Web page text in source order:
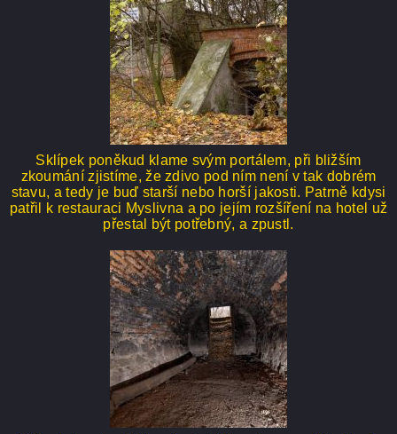
Sklípek poněkud klame svým portálem, při bližším
zkoumání zjistíme, že zdivo pod ním není v tak dobrém
stavu, a tedy je buď starší nebo horší jakosti. Patrně kdysi
patřil k restauraci Myslivna a po jejím rozšíření na hotel už
přestal být potřebný, a zpustl.